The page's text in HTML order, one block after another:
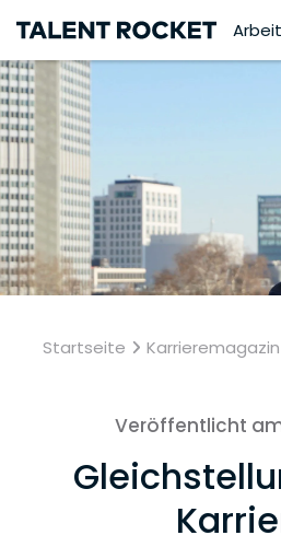
Startseite Karrieremagazin
Veröffentlicht am